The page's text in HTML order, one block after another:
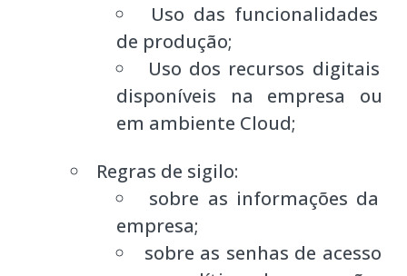
Uso das funcionalidades
de produção;
Uso dos recursos digitais
disponíveis na empresa ou
em ambiente Cloud;
Regras de sigilo:
sobre as informações da
empresa;
sobre as senhas de acesso